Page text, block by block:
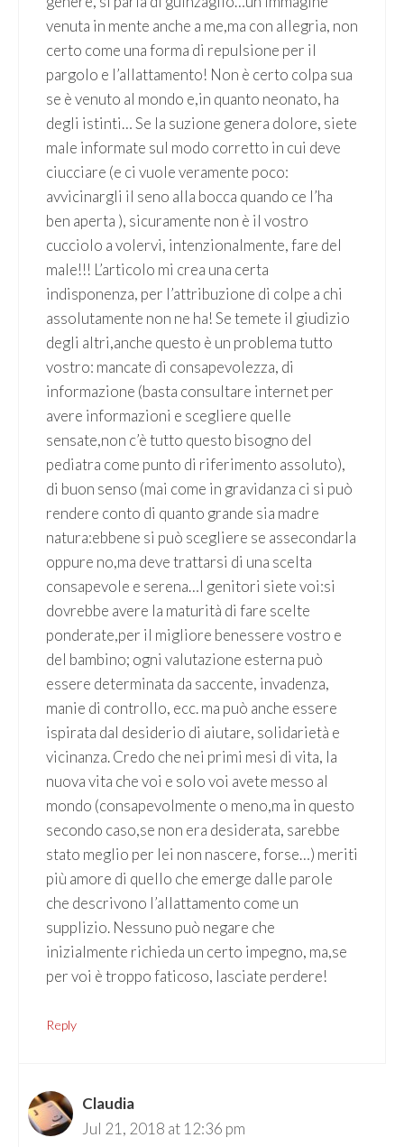
venuta in mente anche a me,ma con allegria, non
certo come una forma di repulsione per il
pargolo e l’allattamento! Non è certo colpa sua
se è venuto al mondo e,in quanto neonato, ha
degli istinti… Se la suzione genera dolore, siete
male informate sul modo corretto in cui deve
ciucciare (e ci vuole veramente poco:
avvicinargli il seno alla bocca quando ce l’ha
ben aperta ), sicuramente non è il vostro
cucciolo a volervi, intenzionalmente, fare del
male!!! L’articolo mi crea una certa
indisponenza, per l’attribuzione di colpe a chi
assolutamente non ne ha! Se temete il giudizio
degli altri,anche questo è un problema tutto
vostro: mancate di consapevolezza, di
informazione (basta consultare internet per
avere informazioni e scegliere quelle
sensate,non c’è tutto questo bisogno del
pediatra come punto di riferimento assoluto),
di buon senso (mai come in gravidanza ci si può
rendere conto di quanto grande sia madre
natura:ebbene si può scegliere se assecondarla
oppure no,ma deve trattarsi di una scelta
consapevole e serena…I genitori siete voi:si
dovrebbe avere la maturità di fare scelte
ponderate,per il migliore benessere vostro e
del bambino; ogni valutazione esterna può
essere determinata da saccente, invadenza,
manie di controllo, ecc. ma può anche essere
ispirata dal desiderio di aiutare, solidarietà e
vicinanza. Credo che nei primi mesi di vita, la
nuova vita che voi e solo voi avete messo al
mondo (consapevolmente o meno,ma in questo
secondo caso,se non era desiderata, sarebbe
stato meglio per lei non nascere, forse…) meriti
più amore di quello che emerge dalle parole
che descrivono l’allattamento come un
supplizio. Nessuno può negare che
inizialmente richieda un certo impegno, ma,se
per voi è troppo faticoso, lasciate perdere!
Reply
Claudia
Jul 21, 2018 at 12:36 pm